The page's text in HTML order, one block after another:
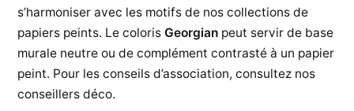
s’harmoniser avec les motifs de nos collections de
papiers peints. Le colorisGeorgian peut servir de base
murale neutre ou de complément contrasté à un papier
peint. Pour les conseils d’association, consultez nos
conseillers déco.